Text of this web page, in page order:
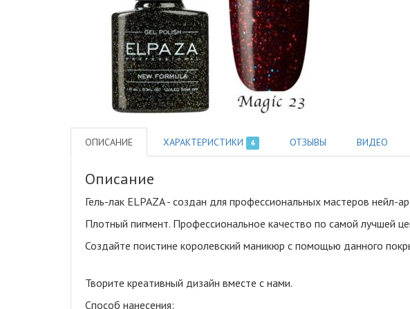
ОПИСАНИЕ ХАРАКТЕРИСТИКИ 4 ОТЗЫВЫ ВИДЕО
Описание
Гель-лак ELPAZA - создан для профессиональных мастеров нейл-
Плотный пигмент. Профессиональное качество по самой лучшей
Создайте поистине королевский маникюр с помощью данного
Творите креативный дизайн вместе с нами.
Способ нанесения: